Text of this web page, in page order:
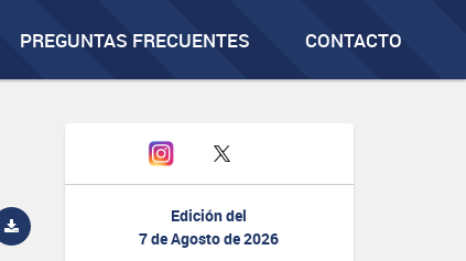
PREGUNTAS FRECUENTES CONTACTO
Edición del
7 de Agosto de 2026